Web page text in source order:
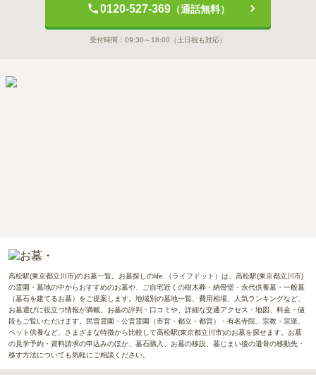
0120-527-369（通話無料）
受付時間： 09:30～18:00 （土日祝も対応）
高松駅(東京都立川市)のお墓一覧。お墓探しのlife.（ライフドット）は、高松駅(東京都立川市)
の霊園・墓地の中からおすすめのお墓や、ご自宅近くの樹木葬・納骨堂・永代供養墓・一般墓
（墓石を建てるお墓）をご提案します。地域別の墓地一覧、費用相場、人気ランキングなど、
お墓選びに役立つ情報が満載。お墓の評判・口コミや、詳細な交通アクセス・地図、料金・値
段もご覧いただけます。民営霊園・公営霊園（市営・都立・都営）・有名寺院、宗教・宗派、
ペット供養など、さまざまな特徴から比較して高松駅(東京都立川市)のお墓を探せます。お墓
の見学予約・資料請求の申込みのほか、墓石購入、お墓の移設、墓じまい後の遺骨の移動先・
移す方法についても気軽にご相談ください。